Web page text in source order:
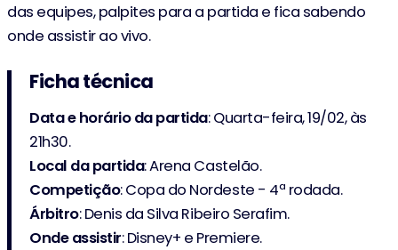
das equipes, palpites para a partida e fica sabendo
onde assistir ao vivo.
Ficha técnica
Data e horário da partida: Quarta-feira, 19/02, às
21h30.
Local da partida: Arena Castelão.
Competição: Copa do Nordeste - 4ª rodada.
Árbitro: Denis da Silva Ribeiro Serafim.
Onde assistir: Disney+ e Premiere.